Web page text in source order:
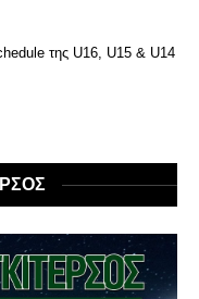
της U16, U15 & U14